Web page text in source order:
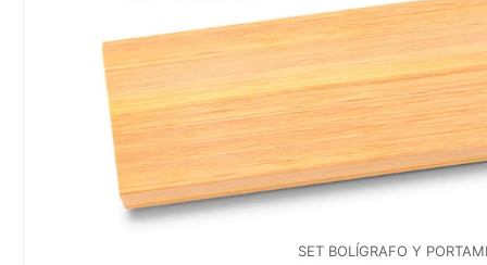
SET BOLÍGRAFO Y